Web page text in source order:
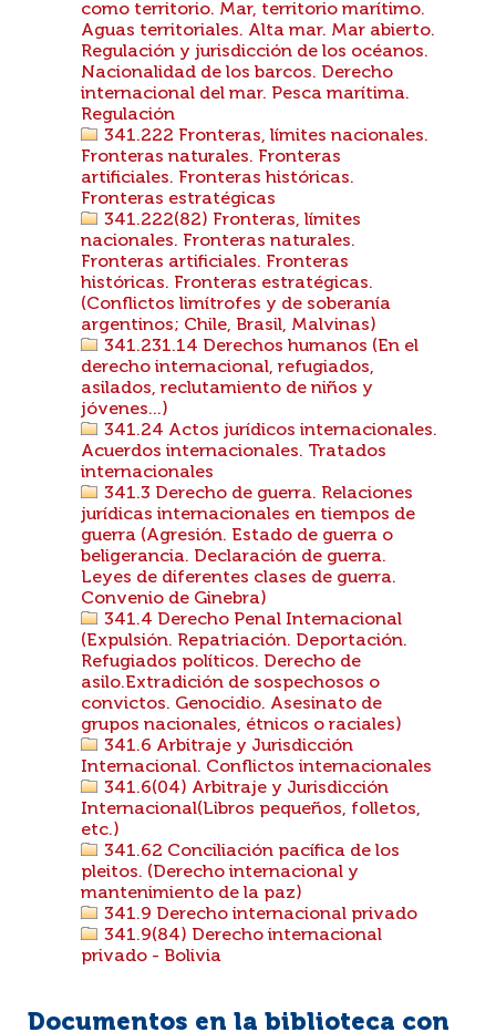
como territorio. Mar, territorio marítimo.
Aguas territoriales. Alta mar. Mar abierto.
Regulación y jurisdicción de los océanos.
Nacionalidad de los barcos. Derecho
internacional del mar. Pesca marítima.
Regulación
341.222 Fronteras, límites nacionales.
Fronteras naturales. Fronteras
artificiales. Fronteras históricas.
Fronteras estratégicas
341.222(82) Fronteras, límites
nacionales. Fronteras naturales.
Fronteras artificiales. Fronteras
históricas. Fronteras estratégicas.
(Conflictos limítrofes y de soberanía
argentinos; Chile, Brasil, Malvinas)
341.231.14 Derechos humanos (En el
derecho internacional, refugiados,
asilados, reclutamiento de niños y
jóvenes...)
341.24 Actos jurídicos internacionales.
Acuerdos internacionales. Tratados
internacionales
341.3 Derecho de guerra. Relaciones
jurídicas internacionales en tiempos de
guerra (Agresión. Estado de guerra o
beligerancia. Declaración de guerra.
Leyes de diferentes clases de guerra.
Convenio de Ginebra)
341.4 Derecho Penal Internacional
(Expulsión. Repatriación. Deportación.
Refugiados políticos. Derecho de
asilo.Extradición de sospechosos o
convictos. Genocidio. Asesinato de
grupos nacionales, étnicos o raciales)
341.6 Arbitraje y Jurisdicción
Internacional. Conflictos internacionales
341.6(04) Arbitraje y Jurisdicción
Internacional(Libros pequeños, folletos,
etc.)
341.62 Conciliación pacífica de los
pleitos. (Derecho internacional y
mantenimiento de la paz)
341.9 Derecho internacional privado
341.9(84) Derecho internacional
privado - Bolivia
Documentos en la biblioteca con